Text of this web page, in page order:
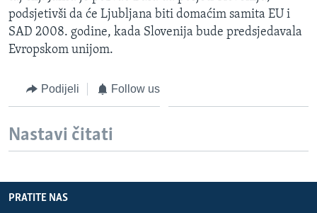
podsjetivši da će Ljubljana biti domaćim samita EU i
SAD 2008. godine, kada Slovenija bude predsjedavala
Evropskom unijom.
Podijeli Follow us
Nastavi čitati
PRATITE NAS